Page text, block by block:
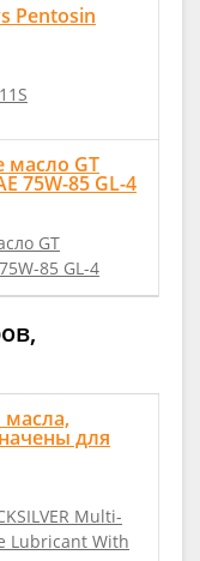
Pentosin
масло GT
75W-85 GL-4
GT
85 GL-4
для
Multi-
Lubricant With